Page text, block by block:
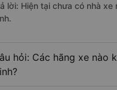
lời: Hiện tại chưa có nhà
hỏi: Các hãng xe nào